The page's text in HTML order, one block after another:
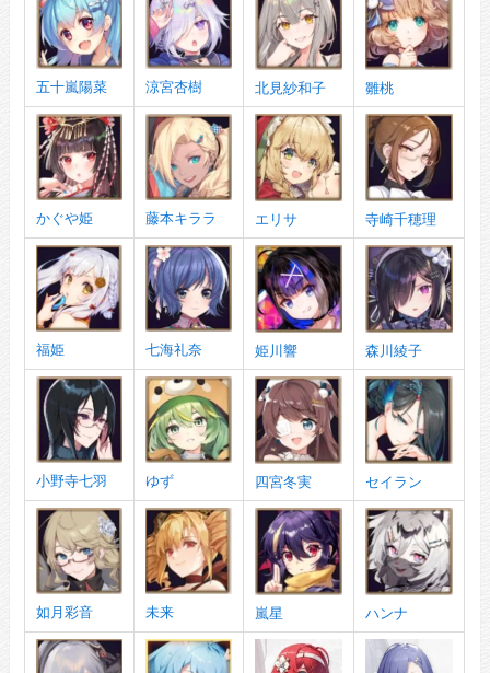
五十嵐陽菜 涼宮杏樹 北見紗和子 雛桃
かぐや姫 藤本キララ エリサ 寺崎千穂理
福姫 七海礼奈 姫川響 森川綾子
小野寺七羽 ゆず 四宮冬実 セイラン
如月彩音 未来 嵐星 ハンナ